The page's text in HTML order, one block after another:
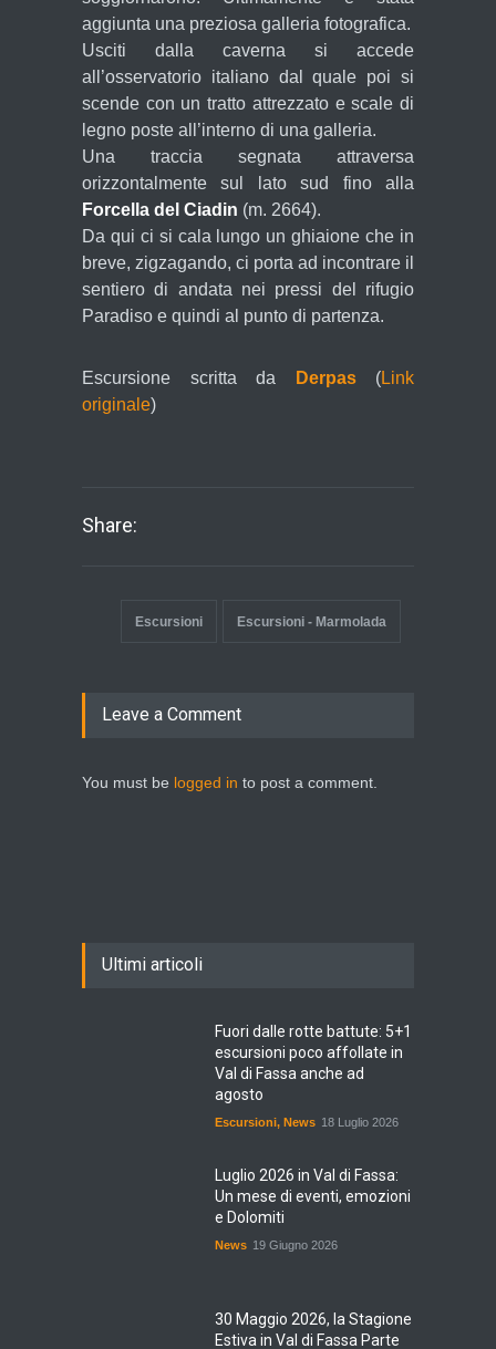
aggiunta una preziosa galleria fotografica.
Usciti dalla caverna si accede
all’osservatorio italiano dal quale poi si
scende con un tratto attrezzato e scale di
legno poste all’interno di una galleria.
Una traccia segnata attraversa
orizzontalmente sul lato sud fino alla
Forcella del Ciadin (m. 2664).
Da qui ci si cala lungo un ghiaione che in
breve, zigzagando, ci porta ad incontrare il
sentiero di andata nei pressi del rifugio
Paradiso e quindi al punto di partenza.
Escursione scritta da Derpas(Link
originale)
Share:
Escursioni Escursioni - Marmolada
Leave a Comment
You must be logged in to post a comment.
Ultimi articoli
Fuori dalle rotte battute: 5+1
escursioni poco affollate in
Val di Fassa anche ad
agosto
Escursioni, News 18 Luglio 2026
Luglio 2026 in Val di Fassa:
Un mese di eventi, emozioni
e Dolomiti
News 19 Giugno 2026
30 Maggio 2026, la Stagione
Estiva in Val di Fassa Parte